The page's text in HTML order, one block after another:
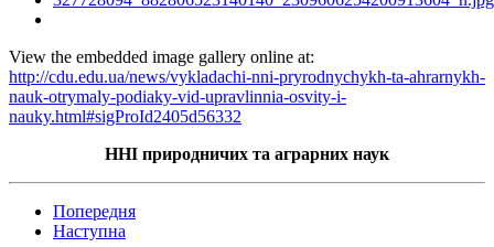
View the embedded image gallery online at:
http://cdu.edu.ua/news/vykladachi-nni-pryrodnychykh-ta-ahrarnykh-
nauk-otrymaly-podiaky-vid-upravlinnia-osvity-i-
nauky.html#sigProId2405d56332
ННІ природничих та аграрних наук
Попередня
Наступна